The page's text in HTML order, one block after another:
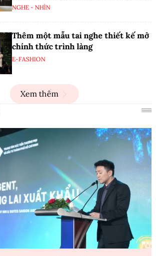
NGHE - NHÌN
Thêm một mẫu tai nghe thiết kế mở
chính thức trình làng
E-FASHION
Xem thêm